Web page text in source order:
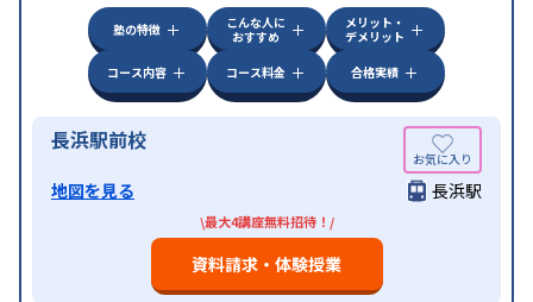
塾の特徴
こんな人に
おすすめ
メリット・
デメリット
コース内容
コース料金 合格実績
長浜駅前校
地図を見る 長浜駅
\最大4講座無料招待！/
資料請求・体験授業